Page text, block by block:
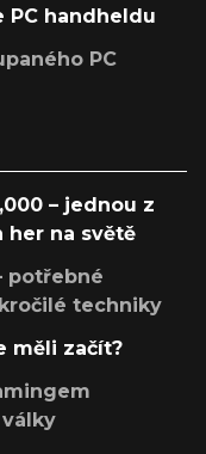
PC handheldu
PC
– jednou z
her na světě
potřebné
techniky
měli začít?